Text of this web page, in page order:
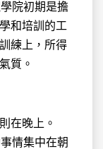
院初期是擔
和培訓的工
練上，所得
質。
在晚上。
情集中在朝